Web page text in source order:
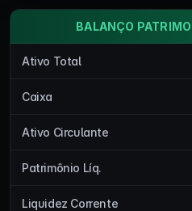
BALANÇO
Ativo Total
Caixa
Ativo Circulante
Patrimônio Líq.
Liquidez Corrente